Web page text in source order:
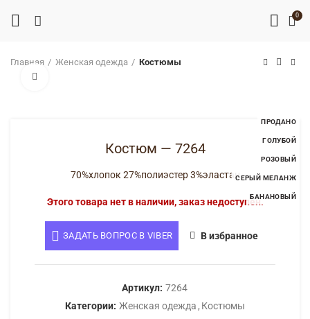
0
Главная Женская одежда Костюмы
ПРОДАНО
ГОЛУБОЙ
РОЗОВЫЙ
СЕРЫЙ МЕЛАНЖ
БАНАНОВЫЙ
Костюм — 7264
70%хлопок 27%полиэстер 3%эластан
Этого товара нет в наличии, заказ недоступен.
ЗАДАТЬ ВОПРОС В VIBER В избранное
Артикул: 7264
Категории: Женская одежда , Костюмы